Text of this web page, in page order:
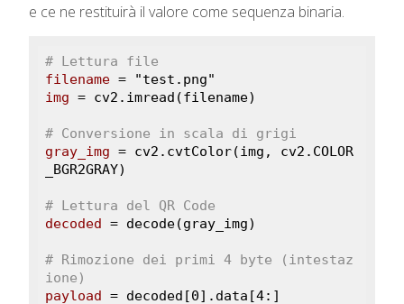
e ce ne restituirà il valore come sequenza binaria.
# Lettura file
filename
img = cv2.imread(filename)
# Conversione in scala di grigi
gray_img = cv2.cvtColor(img, cv2.COLOR
_BGR2GRAY)
# Lettura del QR Code
decoded = decode(gray_img)
# Rimozione dei primi 4 byte (intestaz
ione)
payload = decoded[0].data[4:]